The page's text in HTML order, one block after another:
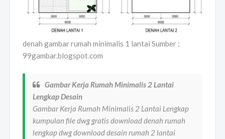
denah gambar rumah minimalis 1 lantai Sumber :
99gambar.blogspot.com
Gambar Kerja Rumah Minimalis 2 Lantai
Lengkap Desain
Gambar Kerja Rumah Minimalis 2 Lantai Lengkap
kumpulan file dwg gratis download denah rumah
lengkap dwg download desain rumah 2 lantai